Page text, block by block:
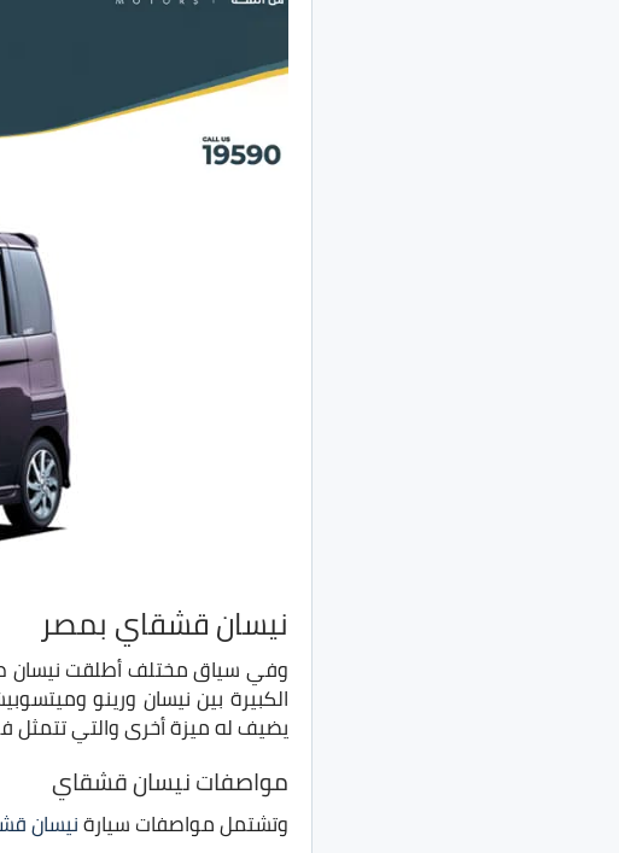
نيسان قشقاي بمصر
وفي سياق مختلف أطلقت نيسان
الكبيرة بين نيسان ورينو
يضيف له ميزة أخرى والتي تتمثل
مواصفات نيسان قشقاي
وتشتمل مواصفات سيارةنيسان